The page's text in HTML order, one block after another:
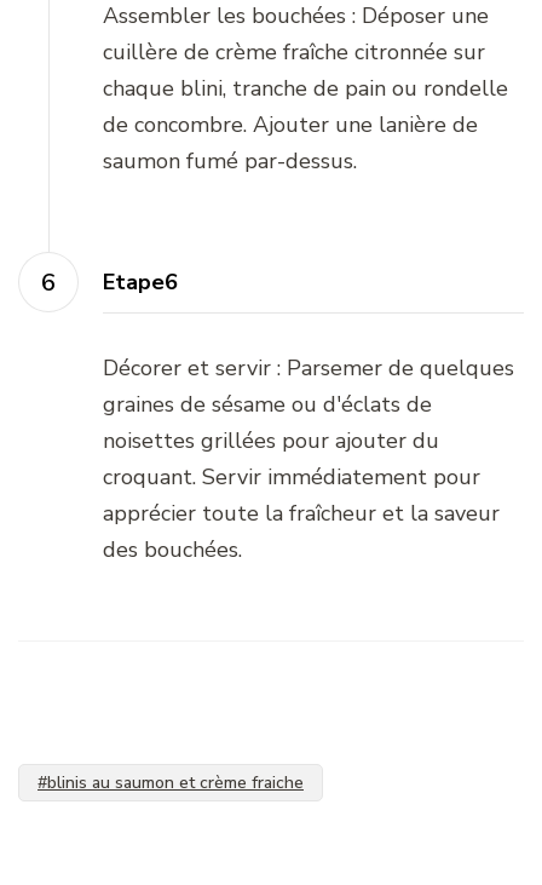
Assembler les bouchées : Déposer une
cuillère de crème fraîche citronnée sur
chaque blini, tranche de pain ou rondelle
de concombre. Ajouter une lanière de
saumon fumé par-dessus.
Etape6
Décorer et servir : Parsemer de quelques
graines de sésame ou d'éclats de
noisettes grillées pour ajouter du
croquant. Servir immédiatement pour
apprécier toute la fraîcheur et la saveur
des bouchées.
#blinis au saumon et crème fraiche